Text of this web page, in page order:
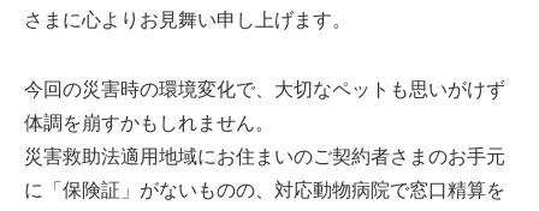
さまに心よりお見舞い申し上げます。
今回の災害時の環境変化で、大切なペットも思いがけず
体調を崩すかもしれません。
災害救助法適用地域にお住まいのご契約者さまのお手元
に「保険証」がないものの、対応動物病院で窓口精算を